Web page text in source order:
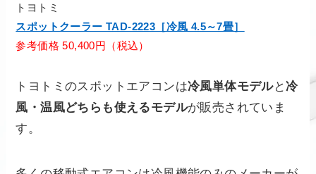
トヨトミ
スポットクーラー TAD-2223［冷風 4.5～7畳］
参考価格 50,400円（税込）
トヨトミのスポットエアコンは冷風単体モデルと冷
風・温風どちらも使えるモデルが販売されていま
す。